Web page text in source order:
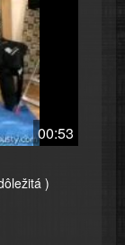
00:53
)